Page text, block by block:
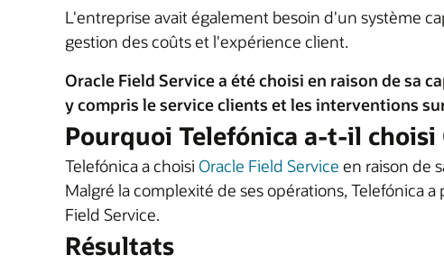
L'entreprise avait également besoin d'un système
gestion des coûts et l'expérience client.
Oracle Field Service a été choisi en raison de sa
y compris le service clients et les interventions
Pourquoi Telefónica a-t-il choisi
Telefónica a choisi Oracle Field Service en raison de
Malgré la complexité de ses opérations, Telefónica
Field Service.
Résultats